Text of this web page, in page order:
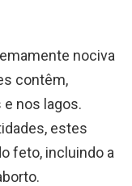
nociva
contêm,
nos lagos.
estes
feto, incluindo a